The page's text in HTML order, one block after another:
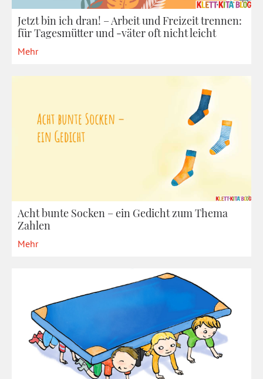
Jetzt bin ich dran! – Arbeit und Freizeit trennen:
für Tagesmütter und -väter oft nicht leicht
Mehr
Acht bunte Socken – ein Gedicht zum Thema
Zahlen
Mehr